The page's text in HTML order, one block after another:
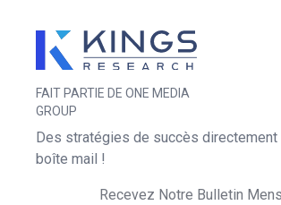
FAIT PARTIE DE ONE MEDIA
GROUP
Des stratégies de succès directement
boîte mail !
Recevez Notre Bulletin